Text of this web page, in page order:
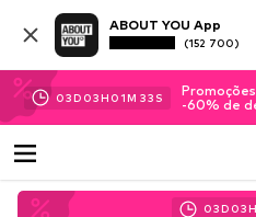
ABOUT YOU App
(152 700)
03D 03H 01M 30 S
-60% de
03D 03H